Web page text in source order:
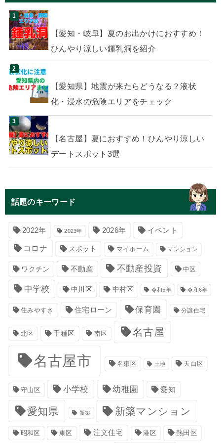
【愛知・岐阜】夏のお出かけにおすすめ！
ひんやり涼しい鍾乳洞を紹介
【愛知県】地震が来たらどうなる？液状
化・浸水の危険エリアをチェック
【名古屋】夏におすすめ！ひんやり涼しい
デートスポット3選
話題のキーワード
2022年 2023年 2026年 イベント
コロナ スポット マイホーム マンション
ワクチン 不動産 不動産投資 中区
中学校 中川区 中村区 令和5年 令和6年
住みやすさ 住宅ローン 保育園 分譲住宅
北区 千種区 南区 名古屋
名古屋市 名東区 土地 天白区
守山区 小学校 幼稚園 愛知
愛知県 新築 新築マンション
昭和区 東区 注文住宅 港区 熱田区